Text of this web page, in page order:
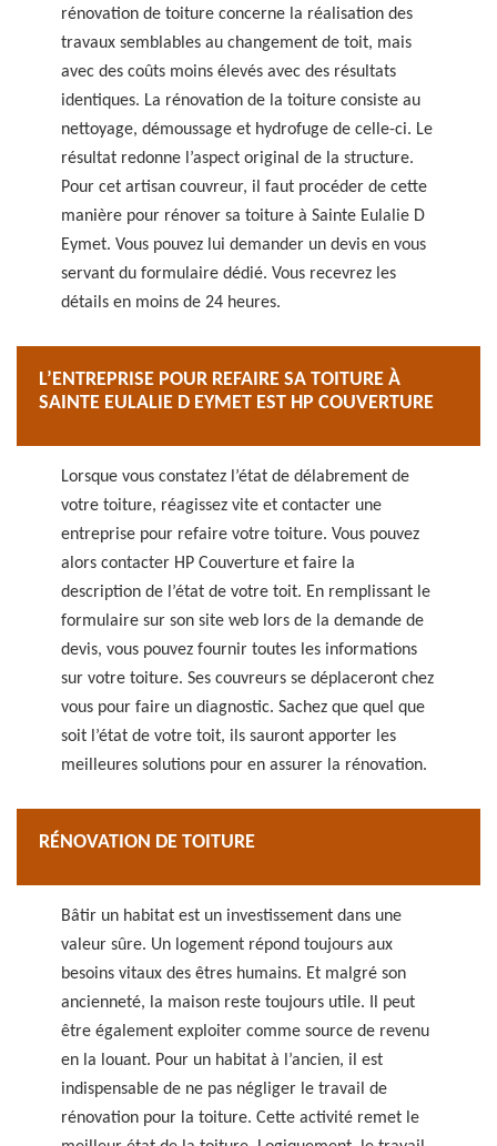
rénovation de toiture concerne la réalisation des
travaux semblables au changement de toit, mais
avec des coûts moins élevés avec des résultats
identiques. La rénovation de la toiture consiste au
nettoyage, démoussage et hydrofuge de celle-ci. Le
résultat redonne l’aspect original de la structure.
Pour cet artisan couvreur, il faut procéder de cette
manière pour rénover sa toiture à Sainte Eulalie D
Eymet. Vous pouvez lui demander un devis en vous
servant du formulaire dédié. Vous recevrez les
détails en moins de 24 heures.
L’ENTREPRISE POUR REFAIRE SA TOITURE À
SAINTE EULALIE D EYMET EST HP COUVERTURE
Lorsque vous constatez l’état de délabrement de
votre toiture, réagissez vite et contacter une
entreprise pour refaire votre toiture. Vous pouvez
alors contacter HP Couverture et faire la
description de l’état de votre toit. En remplissant le
formulaire sur son site web lors de la demande de
devis, vous pouvez fournir toutes les informations
sur votre toiture. Ses couvreurs se déplaceront chez
vous pour faire un diagnostic. Sachez que quel que
soit l’état de votre toit, ils sauront apporter les
meilleures solutions pour en assurer la rénovation.
RÉNOVATION DE TOITURE
Bâtir un habitat est un investissement dans une
valeur sûre. Un logement répond toujours aux
besoins vitaux des êtres humains. Et malgré son
ancienneté, la maison reste toujours utile. Il peut
être également exploiter comme source de revenu
en la louant. Pour un habitat à l’ancien, il est
indispensable de ne pas négliger le travail de
rénovation pour la toiture. Cette activité remet le